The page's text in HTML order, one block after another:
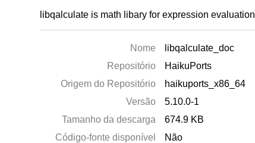
libqalculate is math libary for expression
Nome
libqalculate_doc
Repositório
HaikuPorts
Origem do Repositório
haikuports_x86_64
Versão
5.10.0-1
Tamanho da descarga
674.9 KB
Código-fonte disponível
Não